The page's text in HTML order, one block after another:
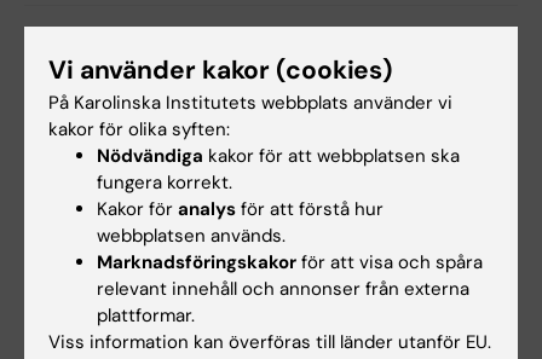
Relaterade artiklar
Vi använder kakor (cookies)
På Karolinska Institutets webbplats använder vi
kakor för olika syften:
Nödvändiga kakor för att webbplatsen ska
fungera korrekt.
Kakor för analys för att förstå hur
webbplatsen används.
Marknadsföringskakor för att visa och spåra
relevant innehåll och annonser från externa
plattformar.
Viss information kan överföras till länder utanför EU.